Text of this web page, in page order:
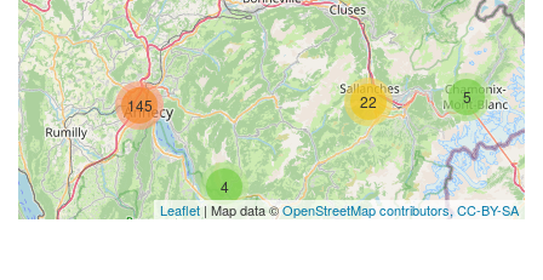
4
5
22
145
Leaflet | Map data ©OpenStreetMap contributors,CC-BY-SA